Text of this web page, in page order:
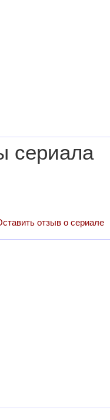
сериала
отзыв о сериале